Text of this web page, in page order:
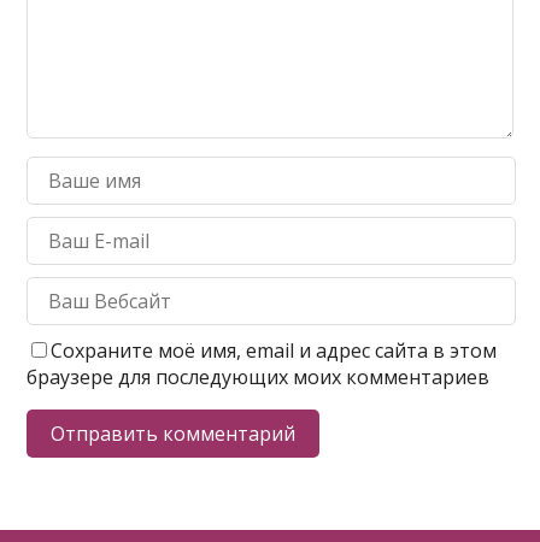
Сохраните моё имя, email и адрес сайта в этом
браузере для последующих моих комментариев